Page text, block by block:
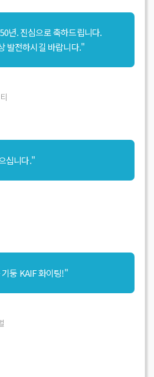
년. 진심으로 축하드립니다.
발전하시길 바랍니다."
십니다."
둥 KAIF 화이팅!"